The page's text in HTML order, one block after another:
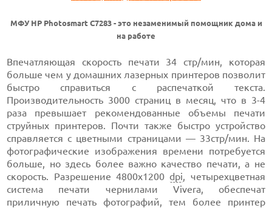
МФУ HP Photosmart C7283 - это незаменимый помощник дома и
на работе
Впечатляющая скорость печати 34 стр/мин, которая
больше чем у домашних лазерных принтеров позволит
быстро справиться с распечаткой текста.
Производительность 3000 страниц в месяц, что в 3-4
раза превышает рекомендованные объемы печати
струйных принтеров. Почти также быстро устройство
справляется с цветными страницами — 33стр/мин. На
фотографические изображения времени потребуется
больше, но здесь более важно качество печати, а не
скорость. Разрешение 4800x1200 dpi, четырехцветная
система печати чернилами Vivera, обеспечат
приличную печать фотографий, тем более принтер